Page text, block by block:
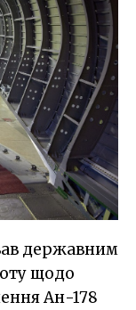
державним
щодо
Ан-178